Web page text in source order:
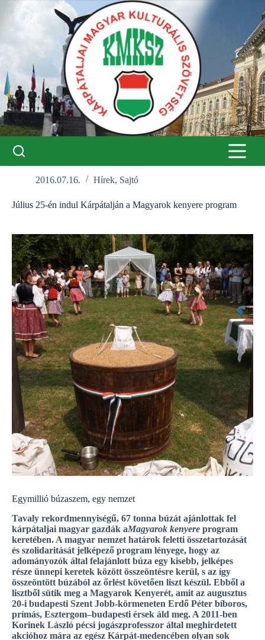
2016.07.16. Hírek, Sajtó
Július 25-én indul Kárpátalján a Magyarok kenyere program
Egymillió búzaszem, egy nemzet
Tavaly rekordmennyiségű, 67 tonna búzát ajánlottak fel
kárpátaljai magyar gazdák aMagyarok kenyere program
keretében. A magyar nemzet határok feletti összetartozását
és szolidaritását jelképező program lényege, hogy az
adományozók által felajánlott búza egy kisebb, jelképes
része ünnepi keretek között összeöntésre kerül, s az így
összeöntött búzából az őrlést követően liszt készül. Ebből a
lisztből sütik meg a Magyarok Kenyerét, amit az augusztus
20-i budapesti Szent Jobb-körmeneten Erdő Péter bíboros,
prímás, Esztergom–budapesti érsek áld meg. A 2011-ben
Korinek László pécsi jogászprofesszor által meghirdetett
akcióhoz mára az egész Kárpát-medencében olyan sok